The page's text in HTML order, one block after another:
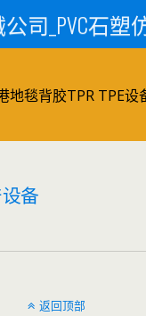
地毯背胶TPR TPE设
备
返回顶部